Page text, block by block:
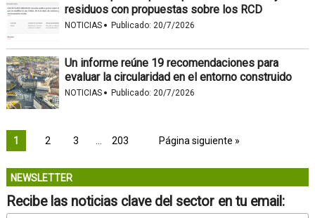
residuos con propuestas sobre los RCD
NOTICIAS · Publicado: 20/7/2026
Un informe reúne 19 recomendaciones para
evaluar la circularidad en el entorno construido
NOTICIAS · Publicado: 20/7/2026
1 2 3 203 Página siguiente »
NEWSLETTER
Recibe las noticias clave del sector en tu email: